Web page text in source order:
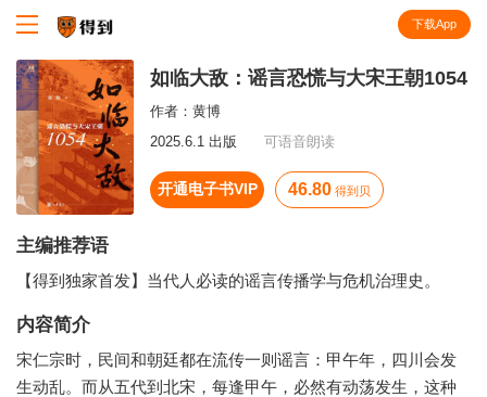
下载App
如临大敌：谣言恐慌与大宋王朝1054
作者： 黄博
2025.6.1 出版
可语音朗读
开通电子书VIP 46.80 得到贝
主编推荐语
【得到独家首发】当代人必读的谣言传播学与危机治理史。
内容简介
宋仁宗时，民间和朝廷都在流传一则谣言：甲午年，四川会发
生动乱。而从五代到北宋，每逢甲午，必然有动荡发生，这种